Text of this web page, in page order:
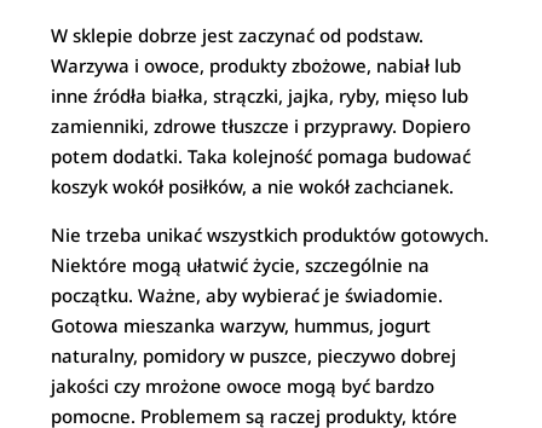
W sklepie dobrze jest zaczynać od podstaw.
Warzywa i owoce, produkty zbożowe, nabiał lub
inne źródła białka, strączki, jajka, ryby, mięso lub
zamienniki, zdrowe tłuszcze i przyprawy. Dopiero
potem dodatki. Taka kolejność pomaga budować
koszyk wokół posiłków, a nie wokół zachcianek.
Nie trzeba unikać wszystkich produktów gotowych.
Niektóre mogą ułatwić życie, szczególnie na
początku. Ważne, aby wybierać je świadomie.
Gotowa mieszanka warzyw, hummus, jogurt
naturalny, pomidory w puszce, pieczywo dobrej
jakości czy mrożone owoce mogą być bardzo
pomocne. Problemem są raczej produkty, które